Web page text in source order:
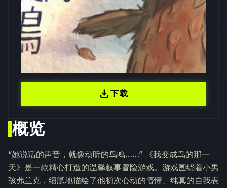
概览
“她说话的声音，就像动听的鸟鸣……” 《我变成鸟的那一
天》是一款精心打造的温馨叙事冒险游戏。游戏围绕着小男
孩弗兰克，细腻地描绘了他初次心动的懵懂、纯真的自我表
download下载